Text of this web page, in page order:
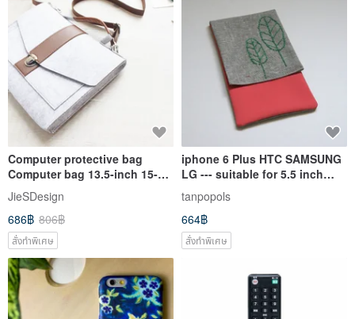
Computer protective bag
Computer bag 13.5-inch 15-
inch Surface Laptop 5 Laptop
bag 113LG
JieSDesign
686฿ 806฿
สั่งทำพิเศษ
iphone 6 Plus HTC SAMSUNG
LG --- suitable for 5.5 inch
mobile phone case mobile
power case
tanpopols
664฿
สั่งทำพิเศษ